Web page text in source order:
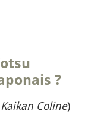
?
Coline)